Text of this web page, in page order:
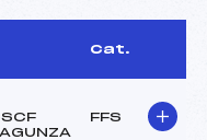
Cat.
FFS